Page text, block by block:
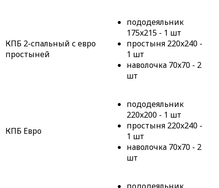
КПБ 2-спальный с евро
простыней
пододеяльник
175x215 - 1 шт
простыня 220x240 -
1 шт
наволочка 70x70 - 2
шт
КПБ Евро
пододеяльник
220x200 - 1 шт
простыня 220x240 -
1 шт
наволочка 70x70 - 2
шт